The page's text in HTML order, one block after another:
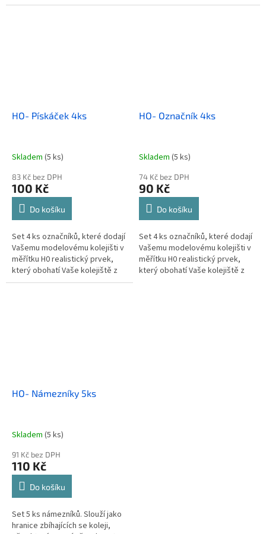
HO- Pískáček 4ks
Skladem (5 ks)
83 Kč bez DPH
100 Kč
Do košíku
Set 4 ks označníků, které dodají
Vašemu modelovému kolejišti v
měřítku H0 realistický prvek,
který obohatí Vaše kolejiště z
reálného provozu.
HO- Označník 4ks
Skladem (5 ks)
74 Kč bez DPH
90 Kč
Do košíku
Set 4 ks označníků, které dodají
Vašemu modelovému kolejišti v
měřítku H0 realistický prvek,
který obohatí Vaše kolejiště z
HO- Námezníky 5ks
Skladem (5 ks)
91 Kč bez DPH
110 Kč
Do košíku
Set 5 ks námezníků. Slouží jako
hranice zbíhajících se koleji,